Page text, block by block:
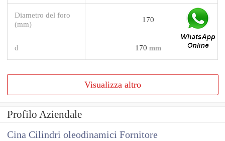
Diametro del foro
(mm)
170
d 170 mm
Visualizza altro
Profilo Aziendale
Cina Cilindri oleodinamici Fornitore